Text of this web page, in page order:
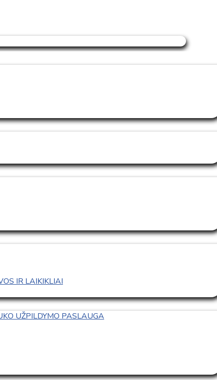
IR LAIKIKLIAI
UŽPILDYMO PASLAUGA